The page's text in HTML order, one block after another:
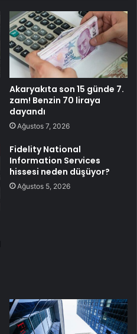
Akaryakıta son 15 günde 7.
zam! Benzin 70 liraya
dayandı
Ağustos 7, 2026
Fidelity National
Information Services
hissesi neden düşüyor?
Ağustos 5, 2026